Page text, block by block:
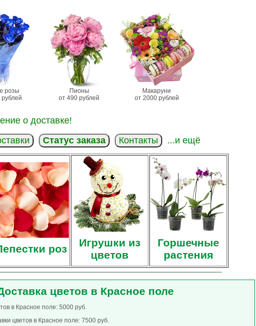
розы
Пионы
от 490 рублей
Макаруни
от 2000 рублей
о доставке!
Статус заказа Контакты ...и ещё
роз
Игрушки из
цветов
Горшечные
растения
цветов в Красное поле
в Красное поле: 5000 руб.
цветов в Красное поле: 7500 руб.